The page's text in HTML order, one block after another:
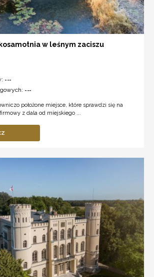
w leśnym zaciszu
---
---
położone miejsce, które sprawdzi się na
z dala od miejskiego ...